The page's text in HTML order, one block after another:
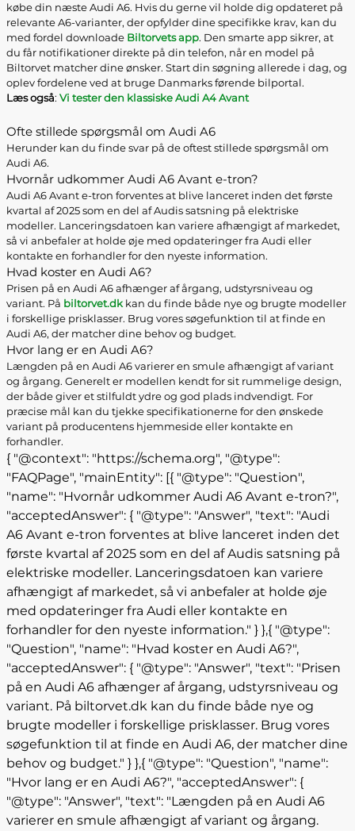
købe din næste Audi A6. Hvis du gerne vil holde dig opdateret på
relevante A6-varianter, der opfylder dine specifikke krav, kan du
med fordel downloade Biltorvets app. Den smarte app sikrer, at
du får notifikationer direkte på din telefon, når en model på
Biltorvet matcher dine ønsker. Start din søgning allerede i dag, og
oplev fordelene ved at bruge Danmarks førende bilportal.
Læs også: Vi tester den klassiske Audi A4 Avant
Ofte stillede spørgsmål om Audi A6
Herunder kan du finde svar på de oftest stillede spørgsmål om
Audi A6.
Hvornår udkommer Audi A6 Avant e-tron?
Audi A6 Avant e-tron forventes at blive lanceret inden det første
kvartal af 2025 som en del af Audis satsning på elektriske
modeller. Lanceringsdatoen kan variere afhængigt af markedet,
så vi anbefaler at holde øje med opdateringer fra Audi eller
kontakte en forhandler for den nyeste information.
Hvad koster en Audi A6?
Prisen på en Audi A6 afhænger af årgang, udstyrsniveau og
variant. På biltorvet.dkkan du finde både nye og brugte modeller
i forskellige prisklasser. Brug vores søgefunktion til at finde en
Audi A6, der matcher dine behov og budget.
Hvor lang er en Audi A6?
Længden på en Audi A6 varierer en smule afhængigt af variant
og årgang. Generelt er modellen kendt for sit rummelige design,
der både giver et stilfuldt ydre og god plads indvendigt. For
præcise mål kan du tjekke specifikationerne for den ønskede
variant på producentens hjemmeside eller kontakte en
forhandler.
{ "@context": "https://schema.org", "@type":
"FAQPage", "mainEntity": [{ "@type": "Question",
"name": "Hvornår udkommer Audi A6 Avant e-tron?",
"acceptedAnswer": { "@type": "Answer", "text": "Audi
A6 Avant e-tron forventes at blive lanceret inden det
første kvartal af 2025 som en del af Audis satsning på
elektriske modeller. Lanceringsdatoen kan variere
afhængigt af markedet, så vi anbefaler at holde øje
med opdateringer fra Audi eller kontakte en
forhandler for den nyeste information." } },{ "@type":
"Question", "name": "Hvad koster en Audi A6?",
"acceptedAnswer": { "@type": "Answer", "text": "Prisen
på en Audi A6 afhænger af årgang, udstyrsniveau og
variant. På biltorvet.dk kan du finde både nye og
brugte modeller i forskellige prisklasser. Brug vores
søgefunktion til at finde en Audi A6, der matcher dine
behov og budget." } },{ "@type": "Question", "name":
"Hvor lang er en Audi A6?", "acceptedAnswer": {
"@type": "Answer", "text": "Længden på en Audi A6
varierer en smule afhængigt af variant og årgang.